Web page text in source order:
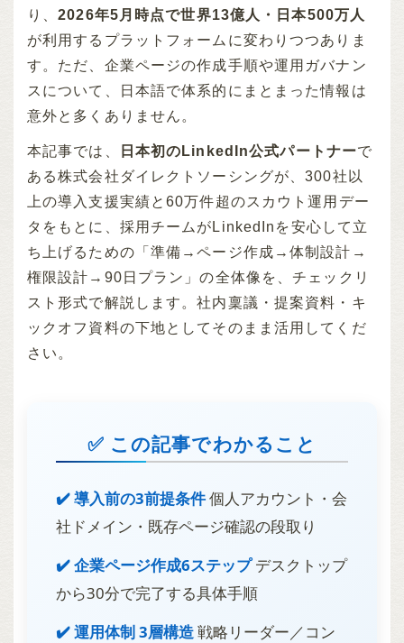
り、2026年5月時点で世界13億人・日本500万人
が利用するプラットフォームに変わりつつありま
す。ただ、企業ページの作成手順や運用ガバナン
スについて、日本語で体系的にまとまった情報は
意外と多くありません。
本記事では、 日本初のLinkedIn公式パートナーで
ある株式会社ダイレクトソーシングが、300社以
上の導入支援実績と60万件超のスカウト運用デー
タをもとに、採用チームがLinkedInを安心して立
ち上げるための「準備→ページ作成→体制設計→
権限設計→90日プラン」の全体像を、チェックリ
スト形式で解説します。社内稟議・提案資料・キ
ックオフ資料の下地としてそのまま活用してくだ
さい。
✅ この記事でわかること
✔️ 導入前の3前提条件個人アカウント・会
社ドメイン・既存ページ確認の段取り
✔️ 企業ページ作成6ステップデスクトップ
から30分で完了する具体手順
✔️ 運用体制 3層構造戦略リーダー／コン